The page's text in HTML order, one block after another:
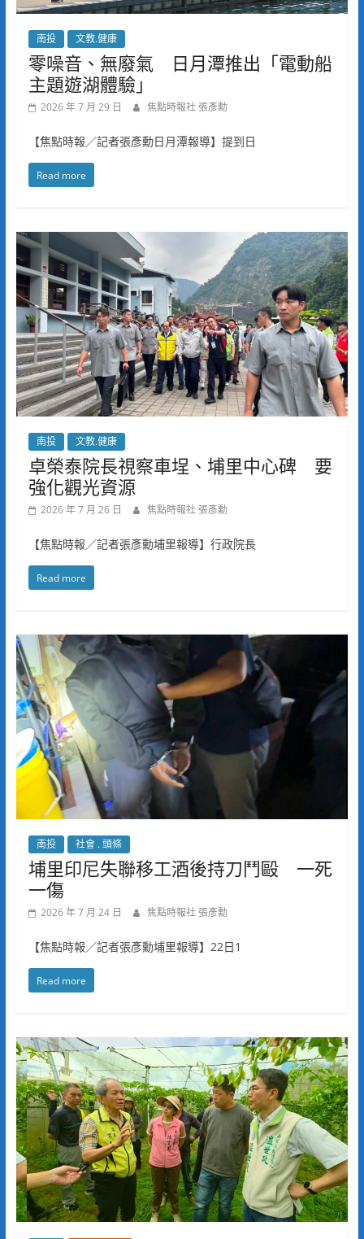
南投 文教.健康
零噪音、無廢氣 日月潭推出「電動船
主題遊湖體驗」
2026 年 7 月 29 日 焦點時報社 張彥勳
【焦點時報／記者張彥勳日月潭報導】提到日
Read more
南投 文教.健康
卓榮泰院長視察車埕、埔里中心碑 要
強化觀光資源
2026 年 7 月 26 日 焦點時報社 張彥勳
【焦點時報／記者張彥勳埔里報導】行政院長
Read more
南投 社會 . 頭條
埔里印尼失聯移工酒後持刀鬥毆 一死
一傷
2026 年 7 月 24 日 焦點時報社 張彥勳
【焦點時報／記者張彥勳埔里報導】22日1
Read more